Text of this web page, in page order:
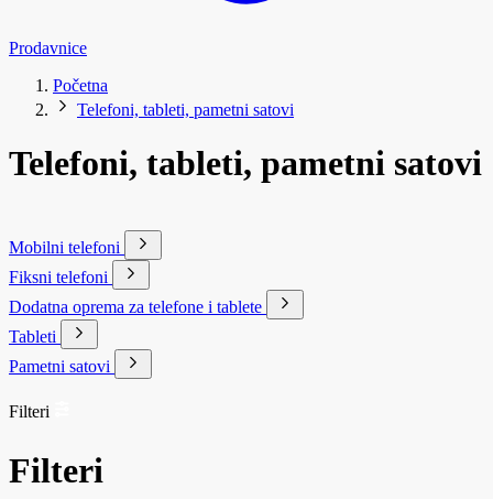
Prodavnice
Početna
Telefoni, tableti, pametni satovi
Telefoni, tableti, pametni satovi
Mobilni telefoni
Fiksni telefoni
Dodatna oprema za telefone i tablete
Tableti
Pametni satovi
Filteri
Filteri